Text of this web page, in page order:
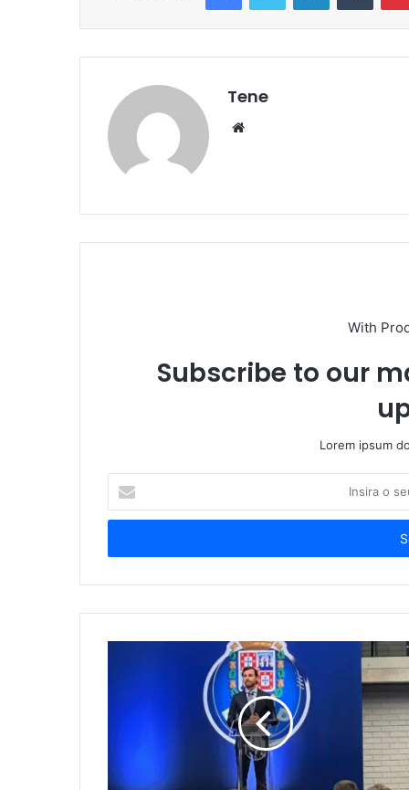
Tene
Website
With
Subscribe to our
Lorem ipsum
seu
de